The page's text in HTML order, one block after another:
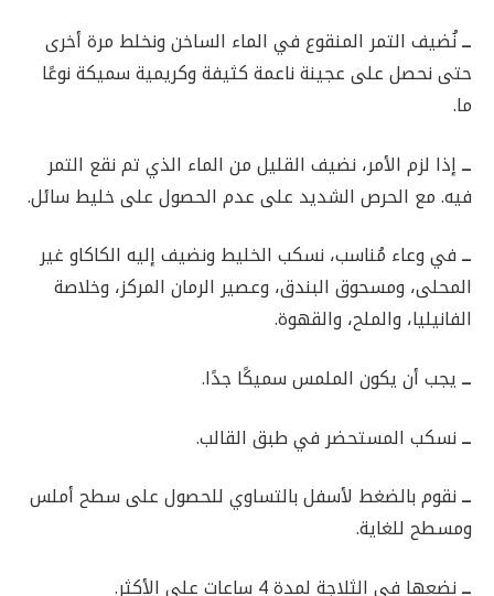
ــنُضيف التمر المنقوع في الماء الساخن ونخلط مرة أخرى
حتى نحصل على عجينة ناعمة كثيفة وكريمية سميكة نوعًا
ما.
ــإذا لزم الأمر، نضيف القليل من الماء الذي تم نقع التمر
فيه. مع الحرص الشديد على عدم الحصول على خليط سائل.
ــفي وعاء مُناسب، نسكب الخليط ونضيف إليه الكاكاو غير
المحلى، ومسحوق البندق، وعصير الرمان المركز، وخلاصة
الفانيليا، والملح، والقهوة.
ــيجب أن يكون الملمس سميكًا جدًا.
ــنسكب المستحضر في طبق القالب.
ــنقوم بالضغط لأسفل بالتساوي للحصول على سطح أملس
ومسطح للغاية.
ــنضعها في الثلاجة لمدة 4 ساعات على الأكثر.